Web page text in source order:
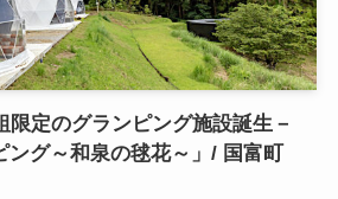
限定のグランピング施設誕生－
ング～和泉の毬花～」/ 国富町